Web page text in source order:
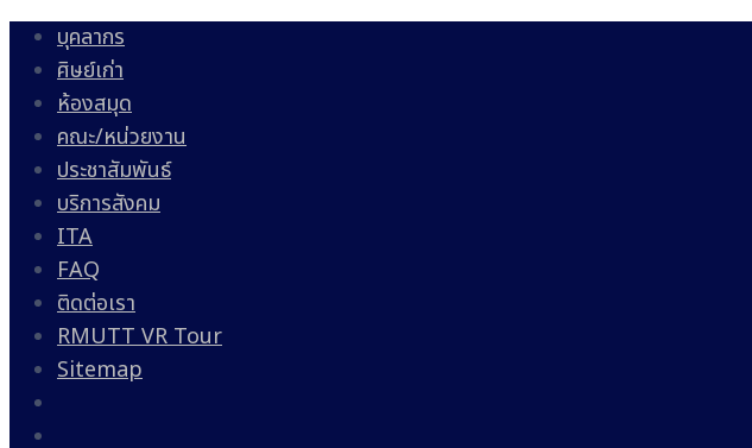
บุคลากร
ศิษย์เก่า
ห้องสมุด
คณะ/หน่วยงาน
ประชาสัมพันธ์
บริการสังคม
ITA
FAQ
ติดต่อเรา
RMUTT VR Tour
Sitemap